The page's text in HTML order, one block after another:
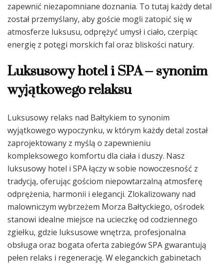
zapewnić niezapomniane doznania. To tutaj każdy detal
został przemyślany, aby goście mogli zatopić się w
atmosferze luksusu, odprężyć umysł i ciało, czerpiąc
energię z potęgi morskich fal oraz bliskości natury.
Luksusowy hotel i SPA – synonim
wyjątkowego relaksu
Luksusowy relaks nad Bałtykiem to synonim
wyjątkowego wypoczynku, w którym każdy detal został
zaprojektowany z myślą o zapewnieniu
kompleksowego komfortu dla ciała i duszy. Nasz
luksusowy hotel i SPA łączy w sobie nowoczesność z
tradycją, oferując gościom niepowtarzalną atmosferę
odprężenia, harmonii i elegancji. Zlokalizowany nad
malowniczym wybrzeżem Morza Bałtyckiego, ośrodek
stanowi idealne miejsce na ucieczkę od codziennego
zgiełku, gdzie luksusowe wnętrza, profesjonalna
obsługa oraz bogata oferta zabiegów SPA gwarantują
pełen relaks i regenerację. W eleganckich gabinetach